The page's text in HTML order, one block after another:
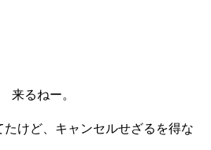
来るねー。
けど、キャンセルせざるを得な